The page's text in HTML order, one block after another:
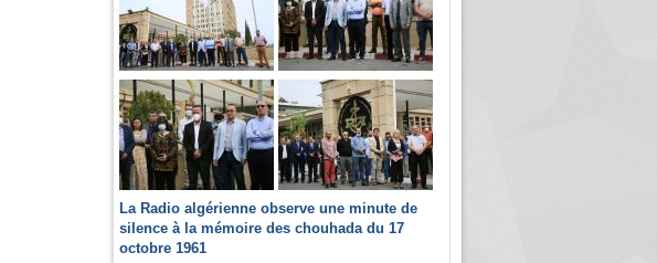
La Radio algérienne observe une minute de
silence à la mémoire des chouhada du 17
octobre 1961